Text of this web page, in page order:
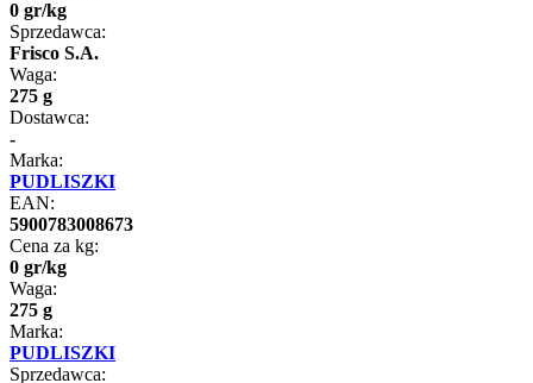
0 gr/kg
Sprzedawca:
Frisco S.A.
Waga:
275 g
Dostawca:
-
Marka:
PUDLISZKI
EAN:
5900783008673
Cena za kg:
0 gr/kg
Waga:
275 g
Marka:
PUDLISZKI
Sprzedawca: